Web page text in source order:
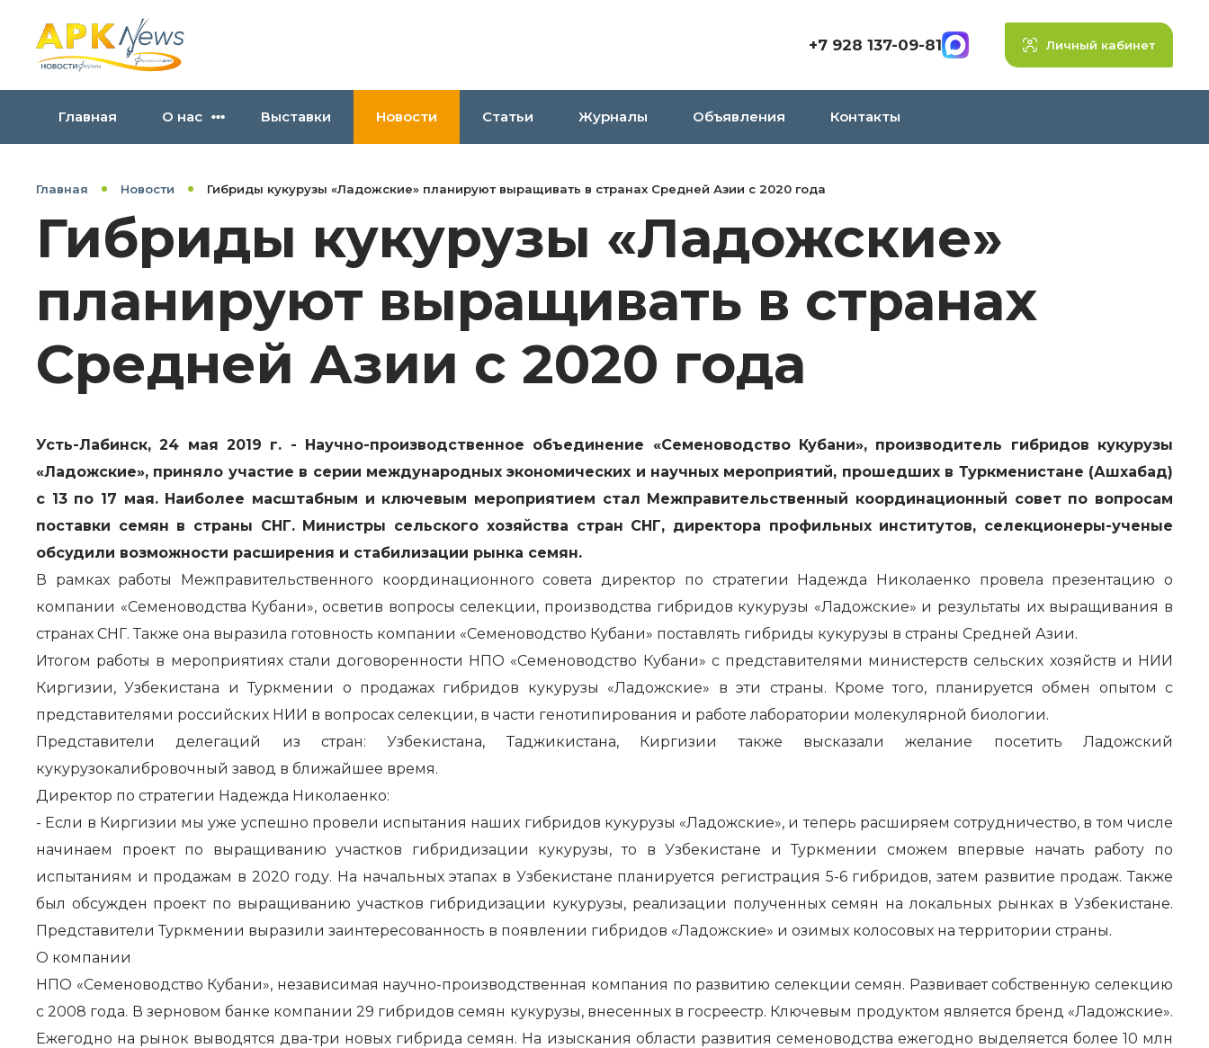
+7 928 137-09-81 Личный кабинет
Главная О нас Выставки Новости Статьи Журналы Объявления Контакты
Главная Новости Гибриды кукурузы «Ладожские» планируют выращивать в странах Средней Азии с 2020 года
Гибриды кукурузы «Ладожские»
планируют выращивать в странах
Средней Азии с 2020 года
Усть-Лабинск, 24 мая 2019 г. - Научно-производственное объединение «Семеноводство Кубани», производитель гибридов кукурузы
«Ладожские», приняло участие в серии международных экономических и научных мероприятий, прошедших в Туркменистане (Ашхабад)
с 13 по 17 мая. Наиболее масштабным и ключевым мероприятием стал Межправительственный координационный совет по вопросам
поставки семян в страны СНГ. Министры сельского хозяйства стран СНГ, директора профильных институтов, селекционеры-ученые
обсудили возможности расширения и стабилизации рынка семян.
В рамках работы Межправительственного координационного совета директор по стратегии Надежда Николаенко провела презентацию о
компании «Семеноводства Кубани», осветив вопросы селекции, производства гибридов кукурузы «Ладожские» и результаты их выращивания в
странах СНГ. Также она выразила готовность компании «Семеноводство Кубани» поставлять гибриды кукурузы в страны Средней Азии.
Итогом работы в мероприятиях стали договоренности НПО «Семеноводство Кубани» с представителями министерств сельских хозяйств и НИИ
Киргизии, Узбекистана и Туркмении о продажах гибридов кукурузы «Ладожские» в эти страны. Кроме того, планируется обмен опытом с
представителями российских НИИ в вопросах селекции, в части генотипирования и работе лаборатории молекулярной биологии.
Представители делегаций из стран: Узбекистана, Таджикистана, Киргизии также высказали желание посетить Ладожский
кукурузокалибровочный завод в ближайшее время.
Директор по стратегии Надежда Николаенко:
- Если в Киргизии мы уже успешно провели испытания наших гибридов кукурузы «Ладожские», и теперь расширяем сотрудничество, в том числе
начинаем проект по выращиванию участков гибридизации кукурузы, то в Узбекистане и Туркмении сможем впервые начать работу по
испытаниям и продажам в 2020 году. На начальных этапах в Узбекистане планируется регистрация 5-6 гибридов, затем развитие продаж. Также
был обсужден проект по выращиванию участков гибридизации кукурузы, реализации полученных семян на локальных рынках в Узбекистане.
Представители Туркмении выразили заинтересованность в появлении гибридов «Ладожские» и озимых колосовых на территории страны.
О компании
НПО «Семеноводство Кубани», независимая научно-производственная компания по развитию селекции семян. Развивает собственную селекцию
с 2008 года. В зерновом банке компании 29 гибридов семян кукурузы, внесенных в госреестр. Ключевым продуктом является бренд «Ладожские».
Ежегодно на рынок выводятся два-три новых гибрида семян. На изыскания области развития семеноводства ежегодно выделяется более 10 млн